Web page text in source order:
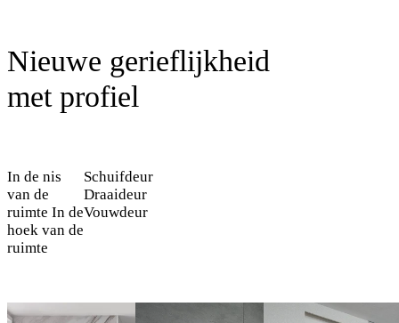
Nieuwe gerieflijkheid
met profiel
In de nis
van de
ruimte In de
hoek van de
ruimte
Schuifdeur
Draaideur
Vouwdeur